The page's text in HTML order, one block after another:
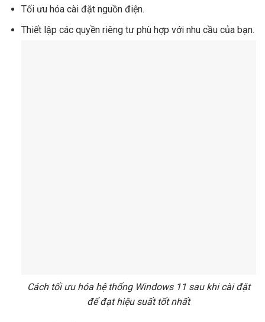
Tối ưu hóa cài đặt nguồn điện.
Thiết lập các quyền riêng tư phù hợp với nhu cầu của bạn.
Cách tối ưu hóa hệ thống Windows 11 sau khi cài đặt
để đạt hiệu suất tốt nhất